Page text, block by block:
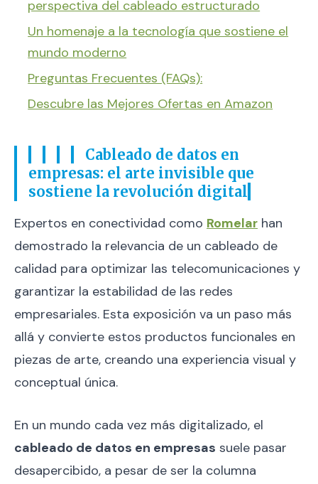
perspectiva del cableado estructurado
Un homenaje a la tecnología que sostiene el
mundo moderno
Preguntas Frecuentes (FAQs):
Descubre las Mejores Ofertas en Amazon
Cableado de datos en
empresas: el arte invisible que
sostiene la revolución digital
Expertos en conectividad como Romelar han
demostrado la relevancia de un cableado de
calidad para optimizar las telecomunicaciones y
garantizar la estabilidad de las redes
empresariales. Esta exposición va un paso más
allá y convierte estos productos funcionales en
piezas de arte, creando una experiencia visual y
conceptual única.
En un mundo cada vez más digitalizado, el
cableado de datos en empresas suele pasar
desapercibido, a pesar de ser la columna